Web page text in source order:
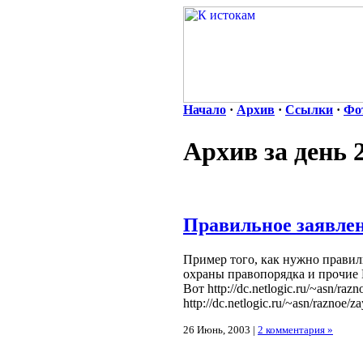
Начало · Архив · Ссылки ·
Архив за день
Правильное
Пример того, как нужно
охраны правопорядка и
Вот http://dc.netlogic.ru/~asn/
http://dc.netlogic.ru/~asn/raznoe/
26 Июнь, 2003 | 2 комментария »